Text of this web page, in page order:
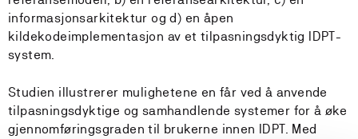
informasjonsarkitektur og d) en åpen
kildekodeimplementasjon av et tilpasningsdyktig IDPT-
system.
Studien illustrerer mulighetene en får ved å anvende
tilpasningsdyktige og samhandlende systemer for å øke
gjennomføringsgraden til brukerne innen IDPT. Med